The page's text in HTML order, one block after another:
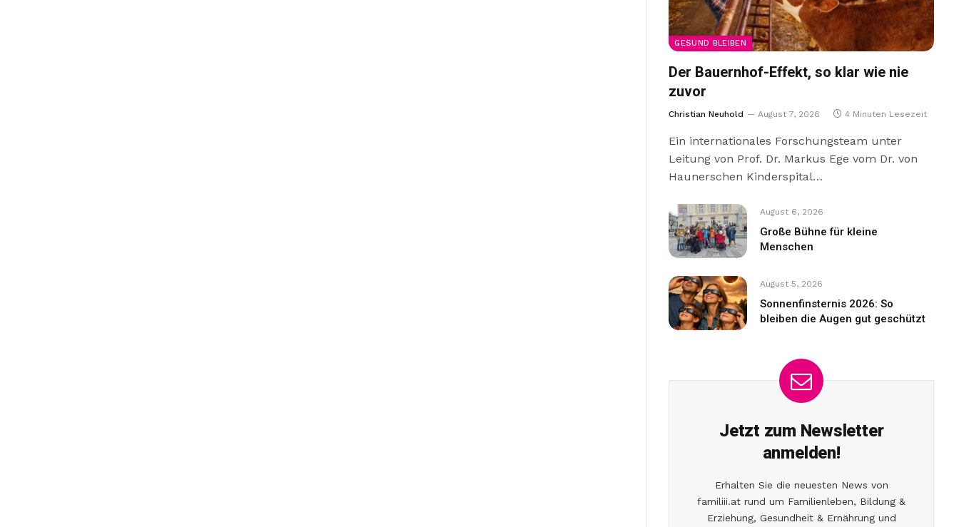
GESUND BLEIBEN
Der Bauernhof-Effekt, so klar wie nie
zuvor
Christian Neuhold August 7, 2026 4 Minuten Lesezeit
Ein internationales Forschungsteam unter
Leitung von Prof. Dr. Markus Ege vom Dr. von
Haunerschen Kinderspital…
August 6, 2026
Große Bühne für kleine
Menschen
August 5, 2026
Sonnenfinsternis 2026: So
bleiben die Augen gut geschützt
Jetzt zum Newsletter
anmelden!
Erhalten Sie die neuesten News von
familiii.at rund um Familienleben, Bildung &
Erziehung, Gesundheit & Ernährung und